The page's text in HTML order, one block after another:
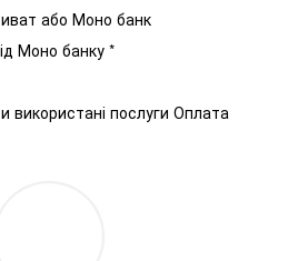
або Моно банк
Моно банку *
використані послуги Оплата